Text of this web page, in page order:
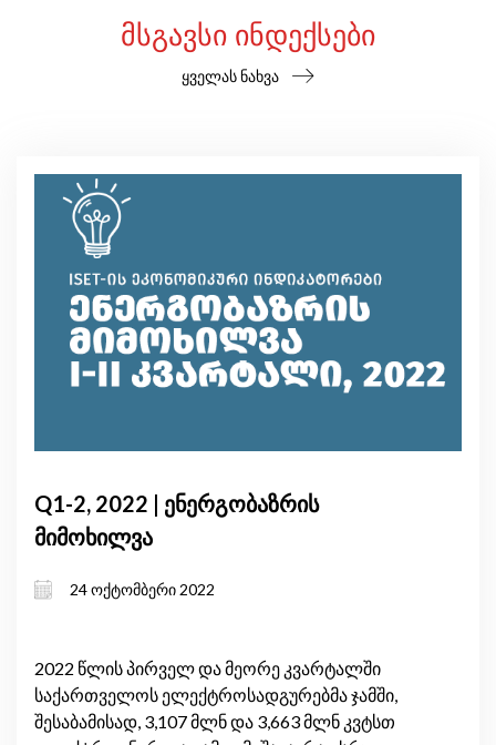
ᲛᲡᲒᲐᲕᲡᲘ ᲘᲜᲓᲔᲥᲡᲔᲑᲘ
ყველას ნახვა
Q1-2, 2022 | ენერგობაზრის
მიმოხილვა
24 ოქტომბერი 2022
2022 წლის პირველ და მეორე კვარტალში
საქართველოს ელექტროსადგურებმა ჯამში,
შესაბამისად, 3,107 მლნ და 3,663 მლნ კვტსთ